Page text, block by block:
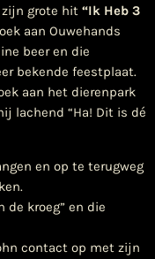
zijn grote hit “Ik Heb 3
aan Ouwehands
beer en die
bekende feestplaat.
aan het dierenpark
lachend “Ha! Dit is dé
en op te terugweg
de kroeg” en die
contact op met zijn